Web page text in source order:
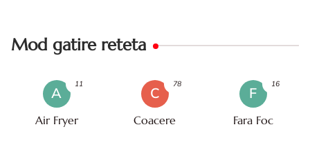
Mod gatire reteta
A
Air Fryer
11
C
Coacere
78
F
Fara Foc
16